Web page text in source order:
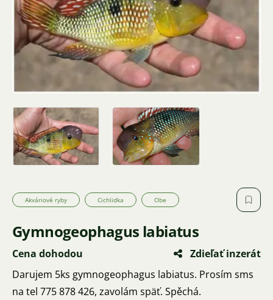
Akváriové ryby Cichlidka Obe
Gymnogeophagus labiatus
Cena dohodou
Zdieľať inzerát
Darujem 5ks gymnogeophagus labiatus. Prosím sms
na tel 775 878 426, zavolám späť. Spěchá.